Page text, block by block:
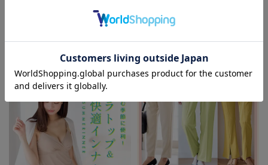
FEATURE
マタニティウェア/授乳服/
マタニティ用品に関する特集
お気に入り商品を確認する